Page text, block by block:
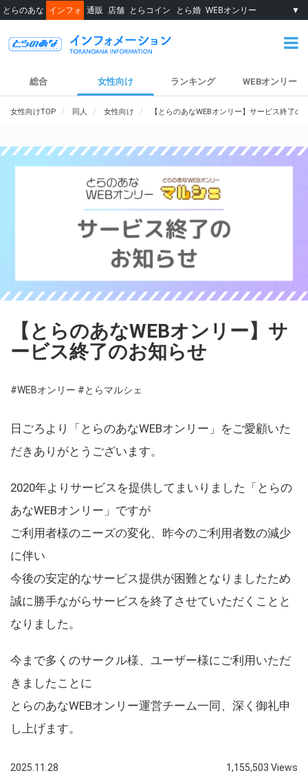
とらのあな インフォ 通販 店舗 とらコイン とら婚 WEBオンリー ▼
総合 女性向け ランキング WEBオンリー
女性向けTOP 同人 女性向け 【とらのあなWEBオンリー】サービス終了の
【とらのあなWEBオンリー】サ
ービス終了のお知らせ
#WEBオンリー #とらマルシェ
日ごろより「とらのあなWEBオンリー」をご愛顧いた
だきありがとうございます。
2020年よりサービスを提供してまいりました「とらの
あなWEBオンリー」ですが
ご利用者様のニーズの変化、昨今のご利用者数の減少
に伴い
今後の安定的なサービス提供が困難となりましたため
誠に勝手ながらサービスを終了させていただくことと
なりました。
今まで多くのサークル様、ユーザー様にご利用いただ
きましたことに
とらのあなWEBオンリー運営チーム一同、深く御礼申
し上げます。
2025.11.28 1,155,503 Views